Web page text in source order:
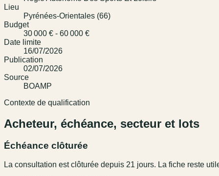
Lieu
Pyrénées-Orientales (66)
Budget
30 000 € - 60 000 €
Date limite
16/07/2026
Publication
02/07/2026
Source
BOAMP
Contexte de qualification
Acheteur, échéance, secteur et lots
Échéance clôturée
La consultation est clôturée depuis 21 jours. La fiche reste